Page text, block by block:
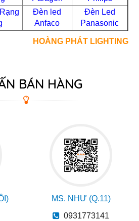
Đèn led
Anfaco
Đèn Led
Panasonic
HOÀNG PHÁT LIGHTING
BÁN HÀNG
MS. NHƯ (Q.11)
0931773141